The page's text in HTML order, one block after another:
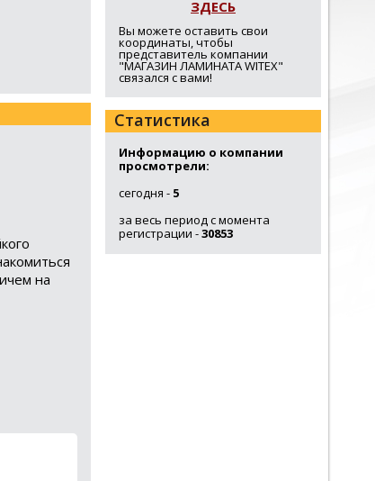
на
ЗДЕСЬ
Вы можете оставить свои
координаты, чтобы
представитель компании
"МАГАЗИН ЛАМИНАТА WITEX"
связался с вами!
Статистика
Информацию о компании
просмотрели:
сегодня - 5
за весь период с момента
регистрации -30853